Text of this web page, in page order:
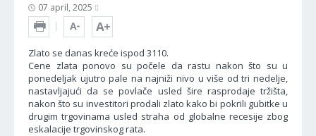
07 april, 2025
Zlato se danas kreće ispod 3110.
Cene zlata ponovo su počele da rastu nakon što su u
ponedeljak ujutro pale na najniži nivo u više od tri nedelje,
nastavljajući da se povlače usled šire rasprodaje tržišta,
nakon što su investitori prodali zlato kako bi pokrili gubitke u
drugim trgovinama usled straha od globalne recesije zbog
eskalacije trgovinskog rata.